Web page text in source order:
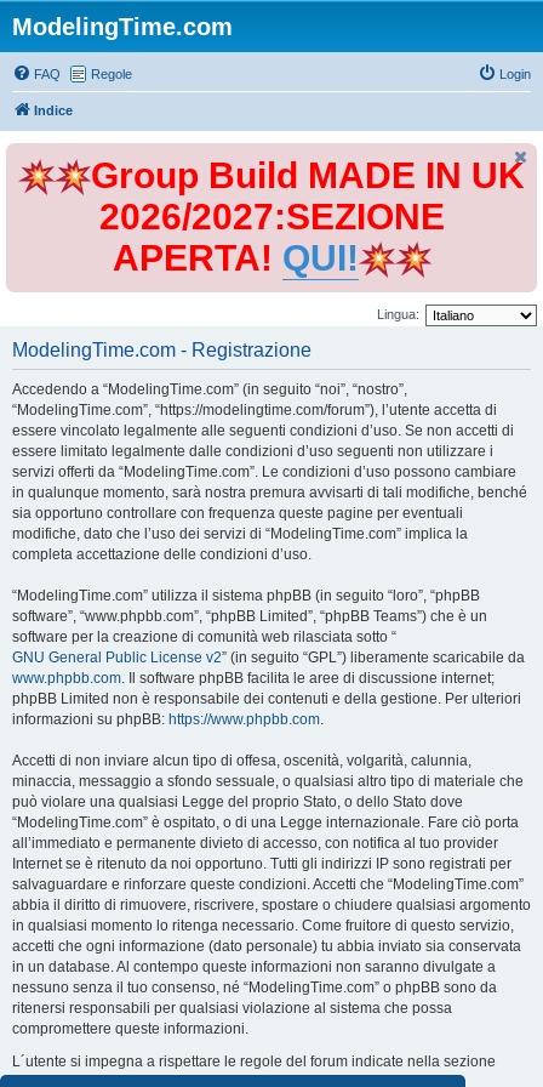
ModelingTime.com
FAQ Regole Login
Indice
Group Build MADE IN UK
2026/2027:SEZIONE
APERTA! QUI!
Lingua:
ModelingTime.com - Registrazione
Accedendo a “ModelingTime.com” (in seguito “noi”, “nostro”,
“ModelingTime.com”, “https://modelingtime.com/forum”), l’utente accetta di
essere vincolato legalmente alle seguenti condizioni d’uso. Se non accetti di
essere limitato legalmente dalle condizioni d’uso seguenti non utilizzare i
servizi offerti da “ModelingTime.com”. Le condizioni d’uso possono cambiare
in qualunque momento, sarà nostra premura avvisarti di tali modifiche, benché
sia opportuno controllare con frequenza queste pagine per eventuali
modifiche, dato che l’uso dei servizi di “ModelingTime.com” implica la
completa accettazione delle condizioni d’uso.
“ModelingTime.com” utilizza il sistema phpBB (in seguito “loro”, “phpBB
software”, “www.phpbb.com”, “phpBB Limited”, “phpBB Teams”) che è un
software per la creazione di comunità web rilasciata sotto “
GNU General Public License v2” (in seguito “GPL”) liberamente scaricabile da
www.phpbb.com. Il software phpBB facilita le aree di discussione internet;
phpBB Limited non è responsabile dei contenuti e della gestione. Per ulteriori
informazioni su phpBB: https://www.phpbb.com.
Accetti di non inviare alcun tipo di offesa, oscenità, volgarità, calunnia,
minaccia, messaggio a sfondo sessuale, o qualsiasi altro tipo di materiale che
può violare una qualsiasi Legge del proprio Stato, o dello Stato dove
“ModelingTime.com” è ospitato, o di una Legge internazionale. Fare ciò porta
all’immediato e permanente divieto di accesso, con notifica al tuo provider
Internet se è ritenuto da noi opportuno. Tutti gli indirizzi IP sono registrati per
salvaguardare e rinforzare queste condizioni. Accetti che “ModelingTime.com”
abbia il diritto di rimuovere, riscrivere, spostare o chiudere qualsiasi argomento
in qualsiasi momento lo ritenga necessario. Come fruitore di questo servizio,
accetti che ogni informazione (dato personale) tu abbia inviato sia conservata
in un database. Al contempo queste informazioni non saranno divulgate a
nessuno senza il tuo consenso, né “ModelingTime.com” o phpBB sono da
ritenersi responsabili per qualsiasi violazione al sistema che possa
compromettere queste informazioni.
L´utente si impegna a rispettare le regole del forum indicate nella sezione